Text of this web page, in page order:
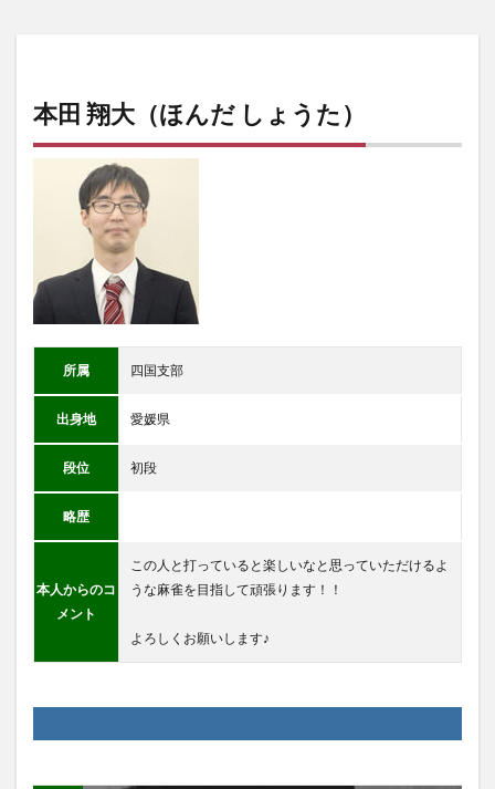
本田 翔大（ほんだ しょうた）
所属 四国支部
出身地 愛媛県
段位 初段
略歴
本人からのコ
メント
この人と打っていると楽しいなと思っていただけるよ
うな麻雀を目指して頑張ります！！
よろしくお願いします♪